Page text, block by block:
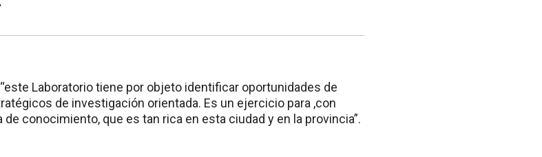
Laboratorio tiene por objeto identificar oportunidades de
de investigación orientada. Es un ejercicio para ,con
conocimiento, que es tan rica en esta ciudad y en la provincia”.